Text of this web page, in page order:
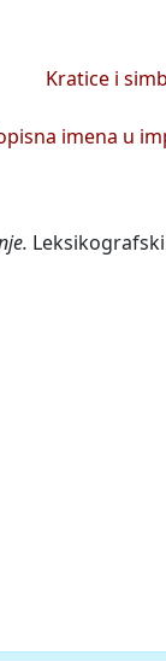
Kratice i
imena u